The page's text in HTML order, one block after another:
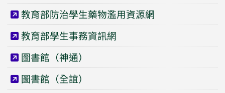
教育部防治學生藥物濫用資源網
教育部學生事務資訊網
圖書館（神通）
圖書館（全誼）